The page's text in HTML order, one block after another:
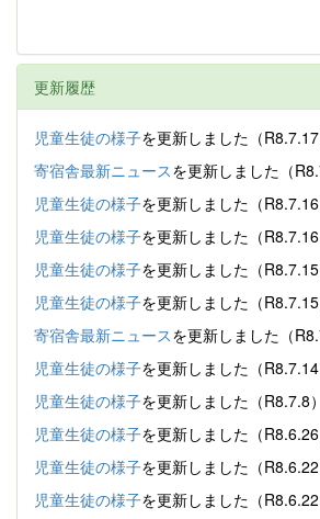
更新履歴
児童生徒の様子を更新しました（R8.7.17
寄宿舎最新ニュースを更新しました（
児童生徒の様子を更新しました（R8.7.16
児童生徒の様子を更新しました（R8.7.16
児童生徒の様子を更新しました（R8.7.15
児童生徒の様子を更新しました（R8.7.15
寄宿舎最新ニュースを更新しました（
児童生徒の様子を更新しました（R8.7.14
児童生徒の様子を更新しました（R8.7.8）
児童生徒の様子を更新しました（R8.6.26
児童生徒の様子を更新しました（R8.6.22
児童生徒の様子を更新しました（R8.6.22